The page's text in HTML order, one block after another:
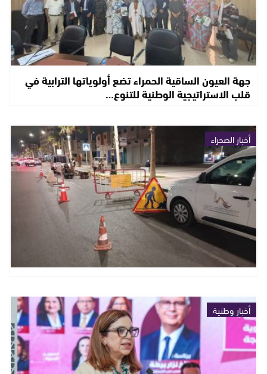
جهة العيون الساقية الحمراء تضع أولوياتها الترابية في
قلب الاستراتيجية الوطنية للتنوع…
أخبار الصحراء
أخبار وطنية